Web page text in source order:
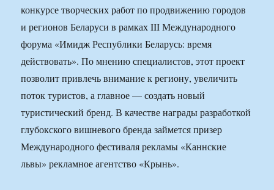
конкурсе творческих работ по продвижению городов
и регионов Беларуси в рамках III Международного
форума «Имидж Республики Беларусь: время
действовать». По мнению специалистов, этот проект
позволит привлечь внимание к региону, увеличить
поток туристов, а главное — создать новый
туристический бренд. В качестве награды разработкой
глубокского вишневого бренда займется призер
Международного фестиваля рекламы «Каннские
львы» рекламное агентство «Крынь».